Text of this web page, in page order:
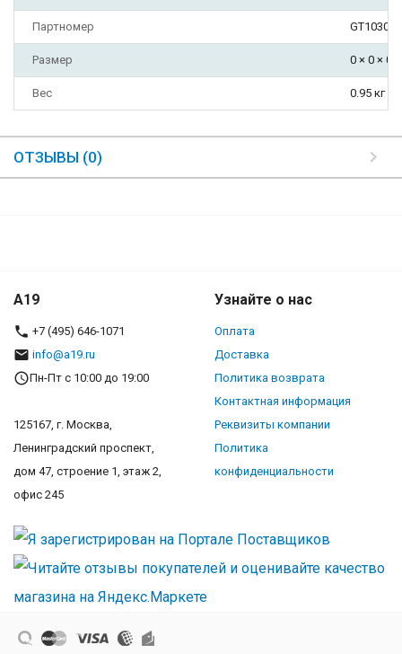
Партномер GT1030-
Размер 0 × 0 × 0
Вес 0.95 кг
ОТЗЫВЫ (0)
A19
+7 (495) 646-1071
info@a19.ru
Пн-Пт с 10:00 до 19:00
125167, г. Москва,
Ленинградский проспект,
дом 47, строение 1, этаж 2,
офис 245
Узнайте о нас
Оплата
Доставка
Политика возврата
Контактная информация
Реквизиты компании
Политика
конфиденциальности